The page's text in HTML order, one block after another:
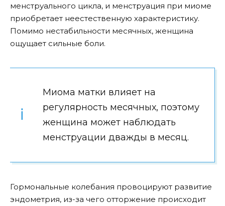
менструального цикла, и менструация при миоме
приобретает неестественную характеристику.
Помимо нестабильности месячных, женщина
ощущает сильные боли.
Миома матки влияет на
регулярность месячных, поэтому
женщина может наблюдать
менструации дважды в месяц.
Гормональные колебания провоцируют развитие
эндометрия, из-за чего отторжение происходит